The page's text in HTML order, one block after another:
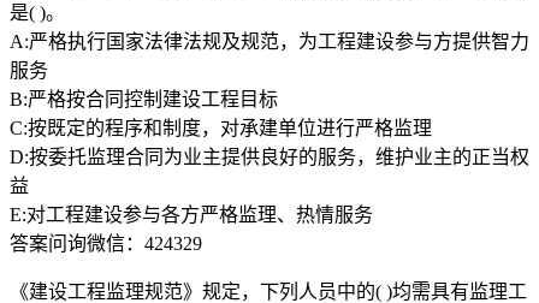
是( )。
A:严格执行国家法律法规及规范，为工程建设参与方提供智力
服务
B:严格按合同控制建设工程目标
C:按既定的程序和制度，对承建单位进行严格监理
D:按委托监理合同为业主提供良好的服务，维护业主的正当权
益
E:对工程建设参与各方严格监理、热情服务
答案问询微信：424329
《建设工程监理规范》规定，下列人员中的( )均需具有监理工